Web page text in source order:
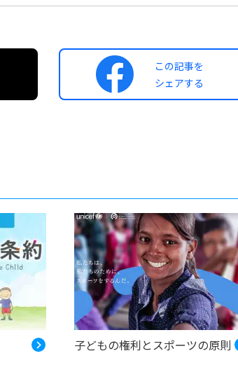
この記事を
シェアする
子どもの権利とスポーツの原則